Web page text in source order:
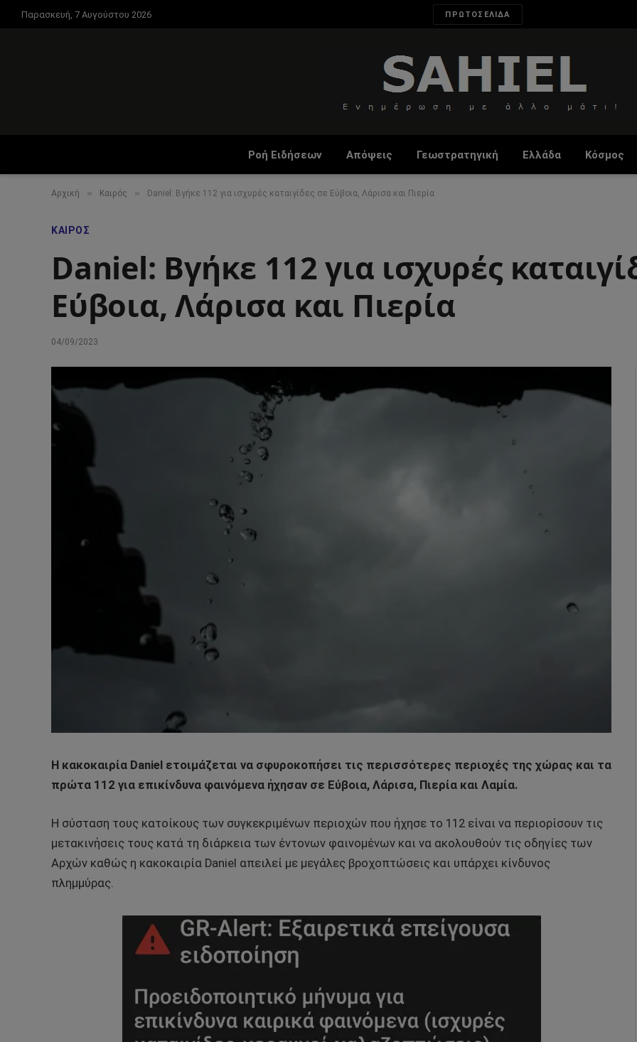
Παρασκευή, 7 Αυγούστου 2026 ΠΡΩΤΟΣΕΛΙΔΑ
Ροή Ειδήσεων Απόψεις Γεωστρατηγική Ελλάδα Κόσμος
Αρχική » Καιρός » Daniel: Βγήκε 112 για ισχυρές καταιγίδες σε Εύβοια, Λάρισα και Πιερία
ΚΑΙΡΌΣ
Daniel: Βγήκε 112 για ισχυρές
Εύβοια, Λάρισα και Πιερία
04/09/2023
Η κακοκαιρία Daniel ετοιμάζεται να σφυροκοπήσει τις περισσότερες περιοχές της χώρας και τα
πρώτα 112 για επικίνδυνα φαινόμενα ήχησαν σε Εύβοια, Λάρισα, Πιερία και Λαμία.
Η σύσταση τους κατοίκους των συγκεκριμένων περιοχών που ήχησε το 112 είναι να περιορίσουν τις
μετακινήσεις τους κατά τη διάρκεια των έντονων φαινομένων και να ακολουθούν τις οδηγίες των
Αρχών καθώς η κακοκαιρία Daniel απειλεί με μεγάλες βροχοπτώσεις και υπάρχει κίνδυνος
πλημμύρας.